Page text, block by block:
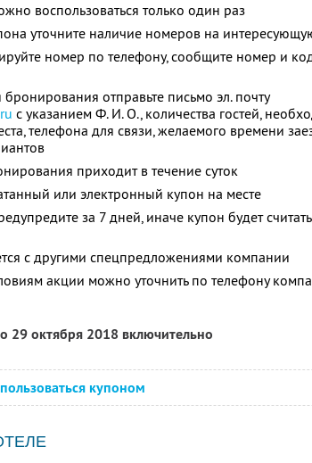
воспользоваться только один раз
уточните наличие номеров на
номер по телефону, сообщите номер и
отправьте письмо эл. почту
с указанием Ф. И. О., количества гостей,
телефона для связи, желаемого времени
приходит в течение суток
или электронный купон на месте
за 7 дней, иначе купон будет
с другими спецпредложениями компании
акции можно уточнить по телефону
29 октября 2018 включительно
купоном